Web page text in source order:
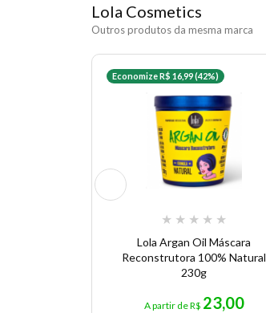
Lola Cosmetics
Outros produtos da mesma marca
Economize R$ 16,99 (42%)
★ ★ ★ ★ ★
Lola Argan Oil Máscara
Reconstrutora 100% Natural
230g
A partir de R$ 23,00